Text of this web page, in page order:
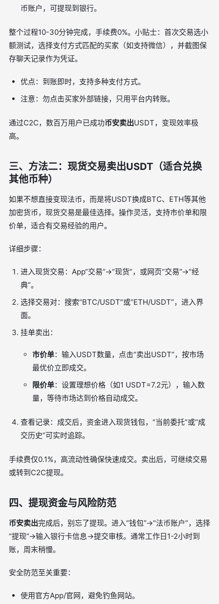
币账户，可提现到银行。
整个过程10-30分钟完成，手续费0%。小贴士：首次交易选小
额测试，选择支付方式匹配的买家（如支持微信），并截图保
存聊天记录作为凭证。
优点：到账即时，支持多种支付方式。
注意：勿点击买家外部链接，只用平台内转账。
通过C2C，数百万用户已成功币安卖出USDT，变现效率极
高。
三、方法二：现货交易卖出USDT（适合兑换
其他币种）
如果不想直接变现法币，而是将USDT换成BTC、ETH等其他
加密货币，现货交易是最佳选择。操作灵活，支持市价单和限
价单，适合有交易经验的用户。
详细步骤：
进入现货交易：App“交易”→“现货”，或网页“交易”→“经
典”。
选择交易对：搜索“BTC/USDT”或“ETH/USDT”，进入界
面。
挂单卖出：
市价单：输入USDT数量，点击“卖出USDT”，按市场
最优价立即成交。
限价单：设置理想价格（如1 USDT=7.2元），输入数
量，等待市场达到价格自动成交。
查看记录：成交后，资金进入现货钱包，“当前委托”或“成
交历史”可实时追踪。
手续费仅0.1%，高流动性确保快速成交。卖出后，可继续交易
或转到C2C提现。
四、提现资金与风险防范
币安卖出完成后，别忘了提现。进入“钱包”→“法币账户”，选择
“提现”→输入银行卡信息→提交审核。通常工作日1-2小时到
账，周末稍慢。
安全防范至关重要：
使用官方App/官网，避免钓鱼网站。